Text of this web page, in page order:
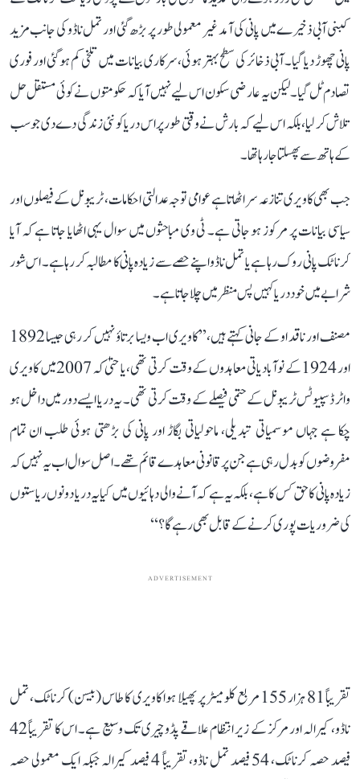
کبنی آبی ذخیرے میں پانی کی آمد غیر معمولی طور پر بڑھ گئی اور تمل ناڈو کی جانب مزید
پانی چھوڑ دیا گیا۔ آبی ذخائر کی سطح بہتر ہوئی، سرکاری بیانات میں تلخی کم ہو گئی اور فوری
تصادم ٹل گیا۔ لیکن یہ عارضی سکون اس لیے نہیں آیا کہ حکومتوں نے کوئی مستقل حل
تلاش کر لیا، بلکہ اس لیے کہ بارش نے وقتی طور پر اس دریا کو نئی زندگی دے دی جو سب
کے ہاتھ سے پھسلتا جا رہا تھا۔
جب بھی کاویری تنازعہ سر اٹھاتا ہے عوامی توجہ عدالتی احکامات، ٹریبونل کے فیصلوں اور
سیاسی بیانات پر مرکوز ہو جاتی ہے۔ ٹی وی مباحثوں میں سوال یہی اٹھایا جاتا ہے کہ آیا
کرناٹک پانی روک رہا ہے یا تمل ناڈو اپنے حصے سے زیادہ پانی کا مطالبہ کر رہا ہے۔ اس شور
شرابے میں خود دریا کہیں پس منظر میں چلا جاتا ہے۔
مصنف اور ناقد او کے جانی کہتے ہیں، ’’کاویری اب ویسا برتاؤ نہیں کر رہی جیسا 1892
اور 1924 کے نوآبادیاتی معاہدوں کے وقت کرتی تھی، یا حتیٰ کہ 2007 میں کاویری
واٹر ڈسپیوٹس ٹریبونل کے حتمی فیصلے کے وقت کرتی تھی۔ یہ دریا ایسے دور میں داخل ہو
چکا ہے جہاں موسمیاتی تبدیلی، ماحولیاتی بگاڑ اور پانی کی بڑھتی ہوئی طلب ان تمام
مفروضوں کو بدل رہی ہے جن پر قانونی معاہدے قائم تھے۔ اصل سوال اب یہ نہیں کہ
زیادہ پانی کا حق کس کا ہے، بلکہ یہ ہے کہ آنے والی دہائیوں میں کیا یہ دریا دونوں ریاستوں
کی ضروریات پوری کرنے کے قابل بھی رہے گا؟‘‘
ADVERTISEMENT
تقریباً 81 ہزار 155 مربع کلومیٹر پر پھیلا ہوا کاویری کا طاس (بیسن) کرناٹک، تمل
ناڈو، کیرالہ اور مرکز کے زیر انتظام علاقے پڈوچیری تک وسیع ہے۔ اس کا تقریباً 42
فیصد حصہ کرناٹک، 54 فیصد تمل ناڈو، تقریباً 4 فیصد کیرالہ جبکہ ایک معمولی حصہ